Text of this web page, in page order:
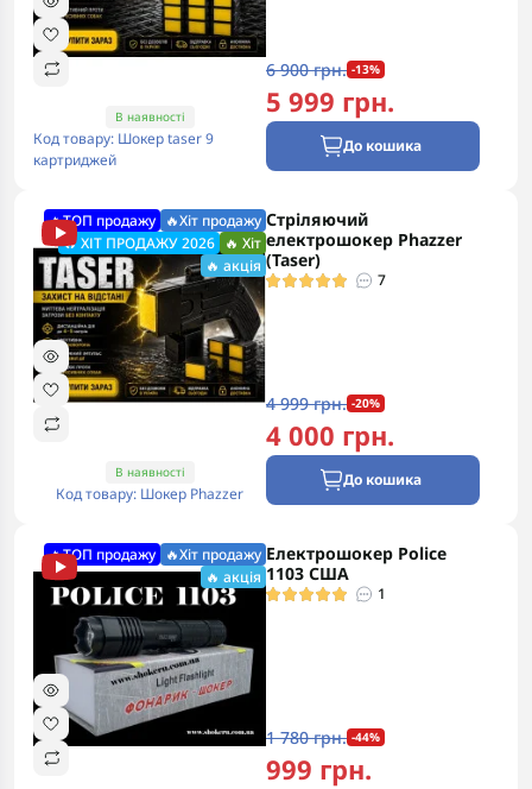
В наявності
Код товару: Шокер taser 9
картриджей
6 900 грн. -13%
5 999 грн.
До кошика
🔥ТОП продажу 🔥Хіт продажу
🔥 ХІТ ПРОДАЖУ 2026 🔥 Хіт
🔥 акція
В наявності
Код товару: Шокер Phazzer
Стріляючий
електрошокер Phazzer
(Taser)
7
4 999 грн. -20%
4 000 грн.
До кошика
🔥ТОП продажу 🔥Хіт продажу
🔥 акція
Електрошокер Police
1103 США
1
1 780 грн. -44%
999 грн.